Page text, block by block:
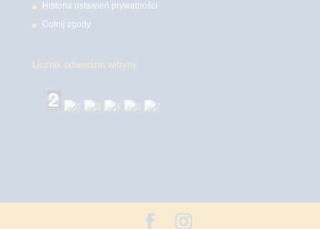
Historia ustawień prywatności
Cofnij zgody
Licznik odwiedzin witryny